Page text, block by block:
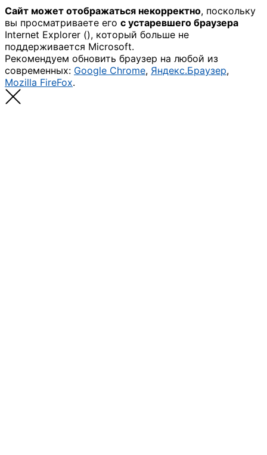
Сайт может отображаться некорректно, поскольку
вы просматриваете его с устаревшего браузера
Internet Explorer (), который больше не
поддерживается Microsoft.
Рекомендуем обновить браузер на любой из
современных: Google Chrome, Яндекс.Браузер,
Mozilla FireFox.